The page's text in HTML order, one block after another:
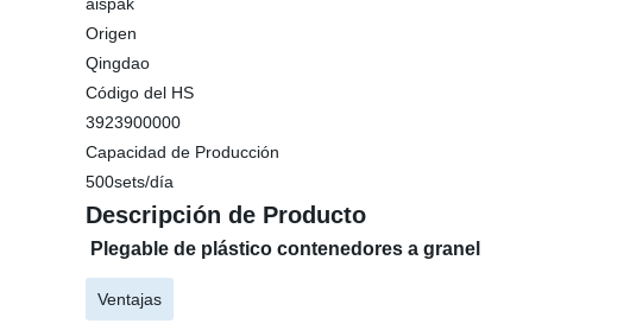
Origen
Qingdao
Código del HS
3923900000
Capacidad de Producción
500sets/día
Descripción de Producto
Plegable de plástico contenedores a granel
Ventajas